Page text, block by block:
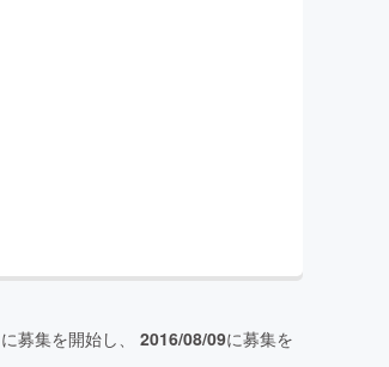
に募集を開始し、 2016/08/09に募集を